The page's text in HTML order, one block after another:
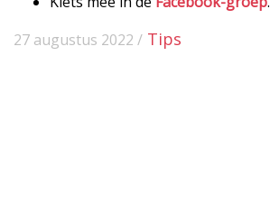
27 augustus 2022 / Tips